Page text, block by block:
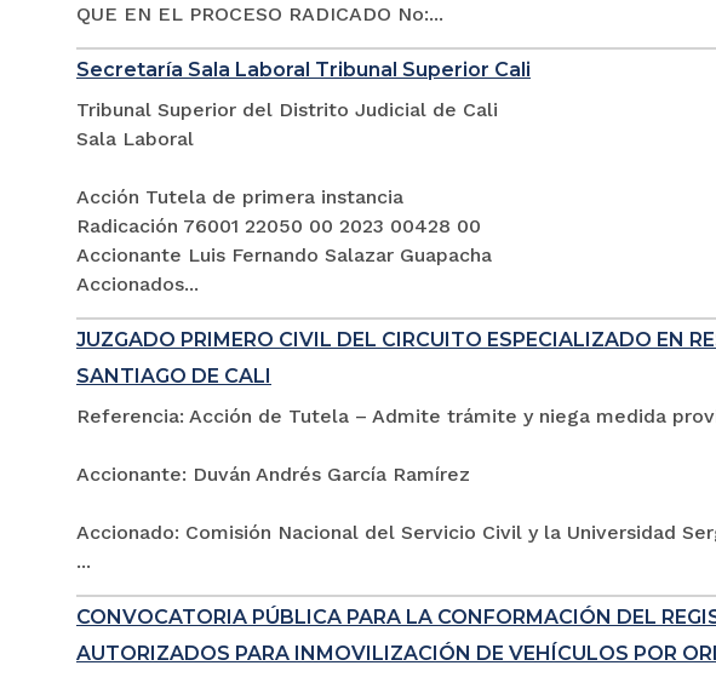
QUE EN EL PROCESO RADICADO No:...
Secretaría Sala Laboral Tribunal Superior Cali
Tribunal Superior del Distrito Judicial de Cali
Sala Laboral
Acción Tutela de primera instancia
Radicación 76001 22050 00 2023 00428 00
Accionante Luis Fernando Salazar Guapacha
Accionados...
JUZGADO PRIMERO CIVIL DEL CIRCUITO ESPECIALIZADO EN
SANTIAGO DE CALI
Referencia: Acción de Tutela – Admite trámite y niega medida
Accionante: Duván Andrés García Ramírez
Accionado: Comisión Nacional del Servicio Civil y la Universidad
...
CONVOCATORIA PÚBLICA PARA LA CONFORMACIÓN DEL
AUTORIZADOS PARA INMOVILIZACIÓN DE VEHÍCULOS POR